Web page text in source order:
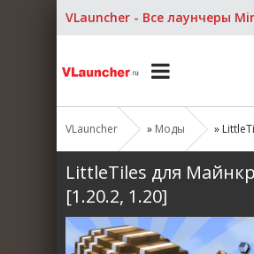
VLauncher - Все лаунчеры
VLauncher » Моды » LittleTiles
LittleTiles для
[1.20.2, 1.20]